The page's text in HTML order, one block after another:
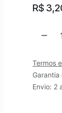
R$
Termos
Envio: 2